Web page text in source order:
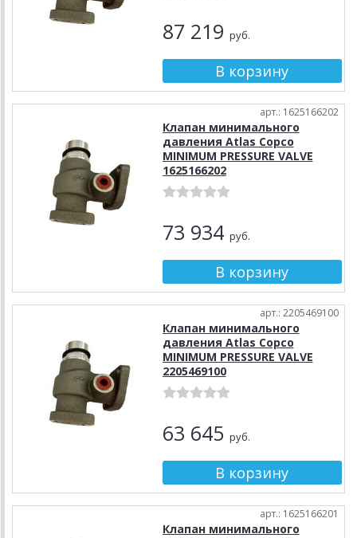
87 219 руб.
арт.: 1625166202
Клапан минимального
давления Atlas Copco
MINIMUM PRESSURE VALVE
1625166202
73 934 руб.
арт.: 2205469100
Клапан минимального
давления Atlas Copco
MINIMUM PRESSURE VALVE
2205469100
63 645 руб.
арт.: 1625166201
Клапан минимального